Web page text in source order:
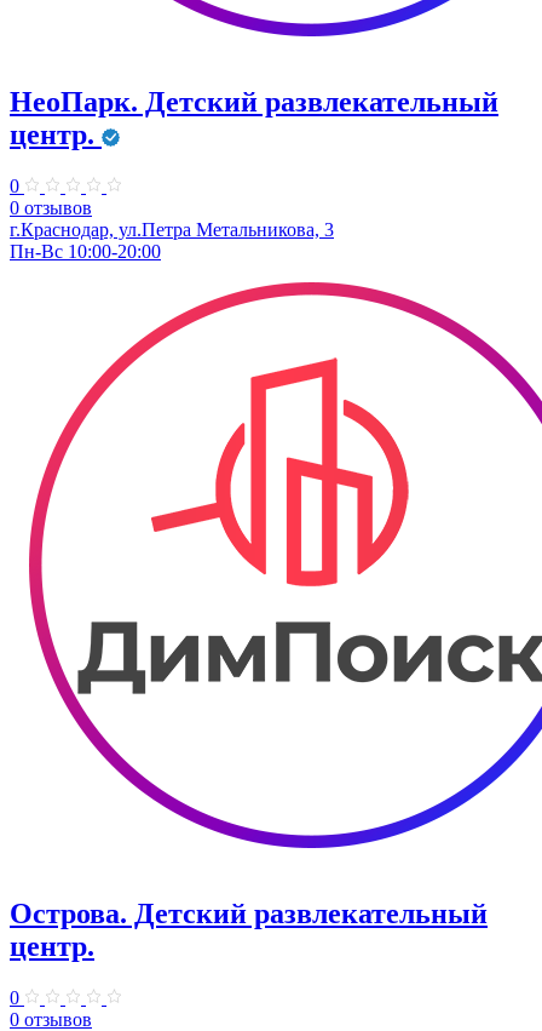
НеоПарк. Детский развлекательный
центр.
0
0 отзывов
г.Краснодар, ул.Петра Метальникова, 3
Пн-Вс 10:00-20:00
Острова. Детский развлекательный
центр.
0
0 отзывов